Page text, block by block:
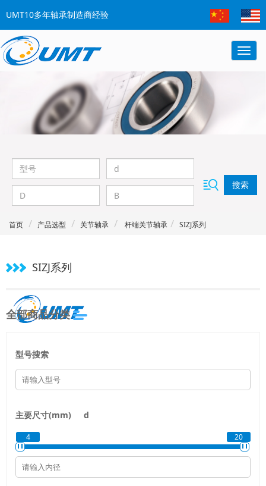
UMT10多年轴承制造商经验
搜索
首页 产品选型 关节轴承 杆端关节轴承 SIZJ系列
SIZJ系列
全部商品分类
型号搜索
主要尺寸(mm) d
4 20